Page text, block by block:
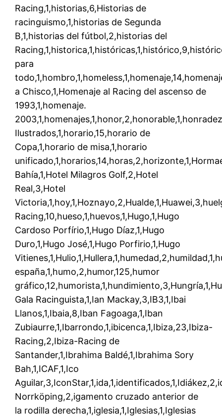
Racing,1,historias,6,Historias de
racinguismo,1,historias de Segunda
B,1,historias del fútbol,2,historias del
para
a Chisco,1,Homenaje al Racing del ascenso de
1993,1,homenaje.
Ilustrados,1,horario,15,horario de
Copa,1,horario de misa,1,horario
Bahía,1,Hotel Milagros Golf,2,Hotel
Real,3,Hotel
Racing,10,hueso,1,huevos,1,Hugo,1,Hugo
Cardoso Porfírio,1,Hugo Díaz,1,Hugo
Duro,1,Hugo José,1,Hugo Porfirio,1,Hugo
españa,1,humo,2,humor,125,humor
Gala Racinguista,1,Ian Mackay,3,IB3,1,Ibai
Llanos,1,Ibaia,8,Iban Fagoaga,1,Iban
Zubiaurre,1,Ibarrondo,1,ibicenca,1,Ibiza,23,Ibiza-
Racing,2,Ibiza-Racing de
Santander,1,Ibrahima Baldé,1,Ibrahima Sory
Bah,1,ICAF,1,Ico
Norrköping,2,igamento cruzado anterior de
la rodilla derecha,1,iglesia,1,Iglesias,1,Iglesias